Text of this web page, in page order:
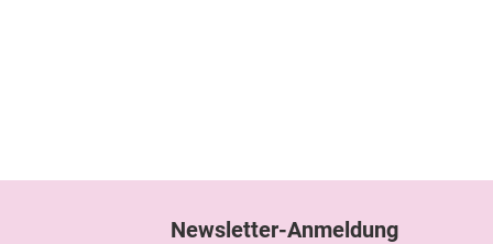
Newsletter-Anmeldung